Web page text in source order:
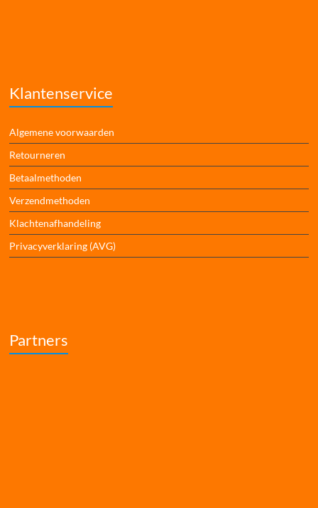
Klantenservice
Algemene voorwaarden
Retourneren
Betaalmethoden
Verzendmethoden
Klachtenafhandeling
Privacyverklaring (AVG)
Partners